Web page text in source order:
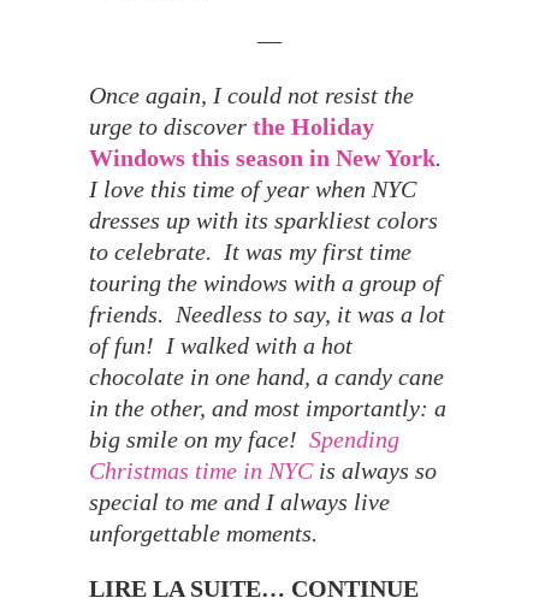
—
Once again, I could not resist the
urge to discover the Holiday
Windows this season in New York.
I love this time of year when NYC
dresses up with its sparkliest colors
to celebrate. It was my first time
touring the windows with a group of
friends. Needless to say, it was a lot
of fun! I walked with a hot
chocolate in one hand, a candy cane
in the other, and most importantly: a
big smile on my face! Spending
Christmas time in NYCis always so
special to me and I always live
unforgettable moments.
LIRE LA SUITE… CONTINUE